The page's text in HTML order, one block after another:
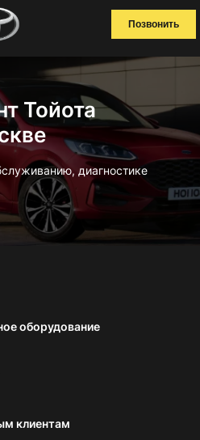
Позвонить
Тойота
диагностике
оборудование
клиентам